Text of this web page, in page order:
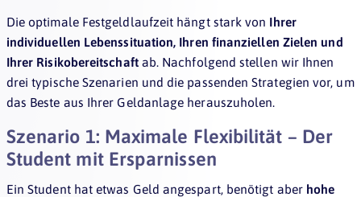
Die optimale Festgeldlaufzeit hängt stark von Ihrer
individuellen Lebenssituation, Ihren finanziellen Zielen und
Ihrer Risikobereitschaftab. Nachfolgend stellen wir Ihnen
drei typische Szenarien und die passenden Strategien vor, um
das Beste aus Ihrer Geldanlage herauszuholen.
Szenario 1: Maximale Flexibilität – Der
Student mit Ersparnissen
Ein Student hat etwas Geld angespart, benötigt aber hohe